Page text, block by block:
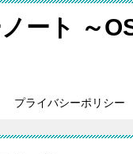
ート ～
プライバシーポリシー